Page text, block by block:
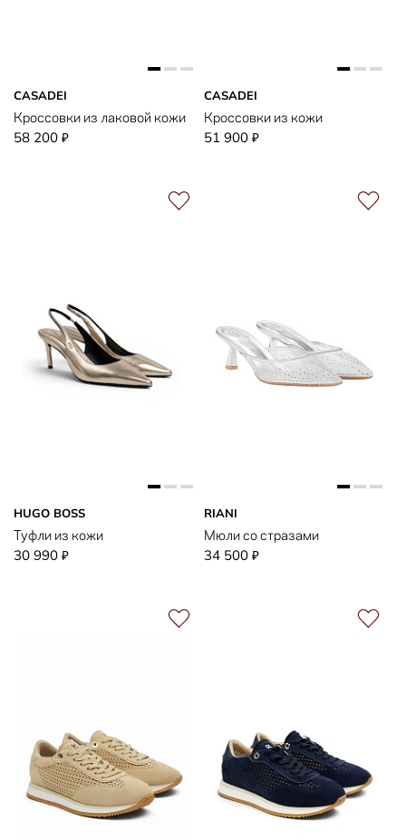
CASADEI
Кроссовки из лаковой кожи
58 200 ₽
CASADEI
Кроссовки из кожи
51 900 ₽
HUGO BOSS
Туфли из кожи
30 990 ₽
RIANI
Мюли со стразами
34 500 ₽